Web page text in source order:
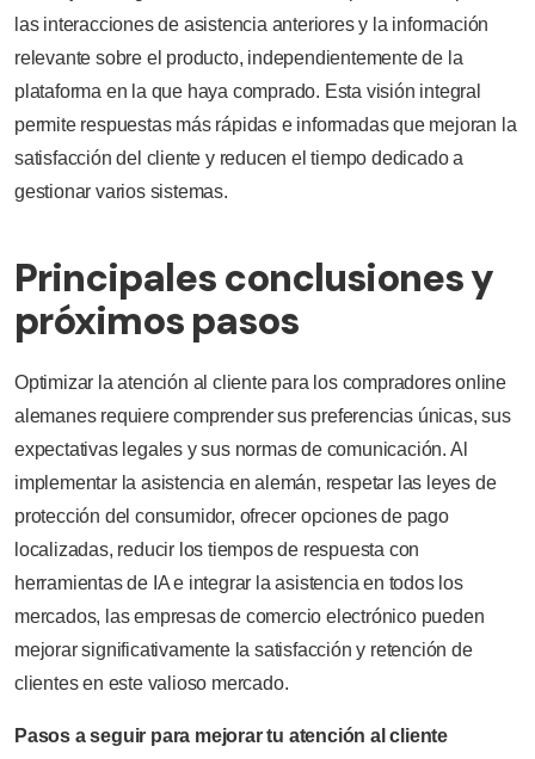
las interacciones de asistencia anteriores y la información
relevante sobre el producto, independientemente de la
plataforma en la que haya comprado. Esta visión integral
permite respuestas más rápidas e informadas que mejoran la
satisfacción del cliente y reducen el tiempo dedicado a
gestionar varios sistemas.
Principales conclusiones y
próximos pasos
Optimizar la atención al cliente para los compradores online
alemanes requiere comprender sus preferencias únicas, sus
expectativas legales y sus normas de comunicación. Al
implementar la asistencia en alemán, respetar las leyes de
protección del consumidor, ofrecer opciones de pago
localizadas, reducir los tiempos de respuesta con
herramientas de IA e integrar la asistencia en todos los
mercados, las empresas de comercio electrónico pueden
mejorar significativamente la satisfacción y retención de
clientes en este valioso mercado.
Pasos a seguir para mejorar tu atención al cliente